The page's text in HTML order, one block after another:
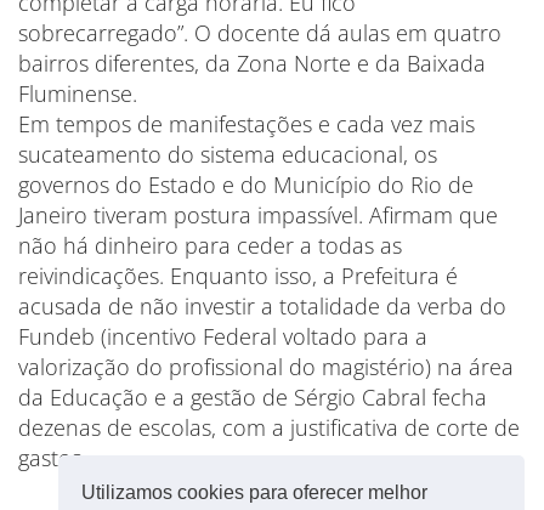
Utilizamos cookies para oferecer melhor
sobrecarregado”. O docente dá aulas em quatro
bairros diferentes, da Zona Norte e da Baixada
Fluminense.
Em tempos de manifestações e cada vez mais
sucateamento do sistema educacional, os
governos do Estado e do Município do Rio de
Janeiro tiveram postura impassível. Afirmam que
não há dinheiro para ceder a todas as
reivindicações. Enquanto isso, a Prefeitura é
acusada de não investir a totalidade da verba do
Fundeb (incentivo Federal voltado para a
valorização do profissional do magistério) na área
da Educação e a gestão de Sérgio Cabral fecha
dezenas de escolas, com a justificativa de corte de
gastos.